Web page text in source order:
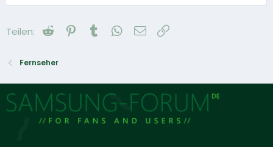
Teilen: Reddit Pinterest
Tumblr WhatsApp
E-Mail
Fernseher